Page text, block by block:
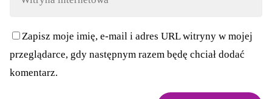
Zapisz moje imię, e-mail i adres URL witryny w mojej
przeglądarce, gdy następnym razem będę chciał dodać
komentarz.